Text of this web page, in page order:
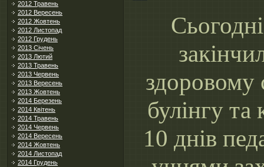
2012 Травень
2012 Вересень
2012 Жовтень
2012 Листопад
2012 Грудень
2013 Січень
2013 Лютий
2013 Травень
2013 Червень
2013 Вересень
2013 Жовтень
2014 Березень
2014 Квітень
2014 Травень
2014 Червень
2014 Вересень
2014 Жовтень
2014 Листопад
2014 Грудень
здоровому
булінгу
10 днів